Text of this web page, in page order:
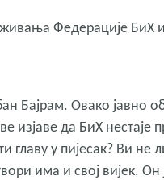
Федерације БиХ
Бајрам. Овако јавно
изјаве да БиХ нестаје
главу у пијесак? Ви не
има и свој вијек. Он